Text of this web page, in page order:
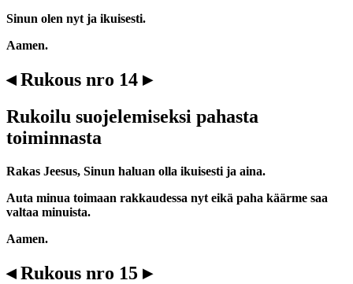
Sinun olen nyt ja ikuisesti.
Aamen.
◂ Rukous nro 14 ▸
Rukoilu suojelemiseksi pahasta
toiminnasta
Rakas Jeesus, Sinun haluan olla ikuisesti ja aina.
Auta minua toimaan rakkaudessa nyt eikä paha käärme saa
valtaa minuista.
Aamen.
◂ Rukous nro 15 ▸